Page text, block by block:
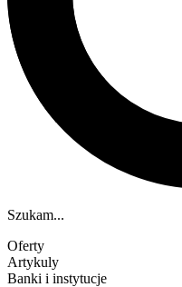
Szukam...
Oferty
Artykuly
Banki i instytucje